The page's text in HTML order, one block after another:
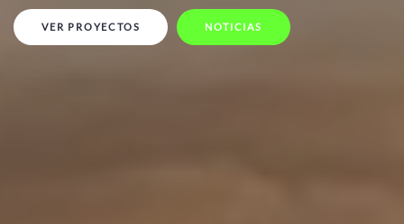
VER PROYECTOS NOTICIAS